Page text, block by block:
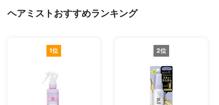
ヘアミストおすすめランキング
1位 2位